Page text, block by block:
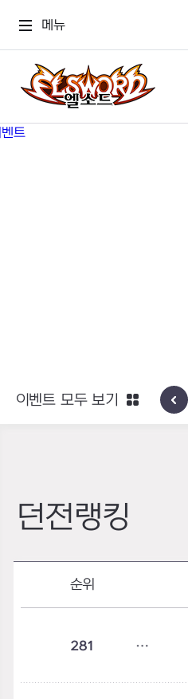
메뉴
신규 지역 네블론
이벤트 모두 보기
던전랭킹
순위
281